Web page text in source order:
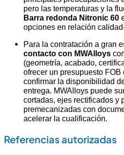
pero las temperaturas y la
Barra redonda Nitronic 60
opciones en relación
Para la contratación a gran
contacto con MWAlloys
(geometría, acabado,
ofrecer un presupuesto
confirmar la disponibilidad
entrega. MWAlloys puede
cortadas, ejes rectificados y
premecanizadas con
acelerar la cualificación.
Referencias autorizadas